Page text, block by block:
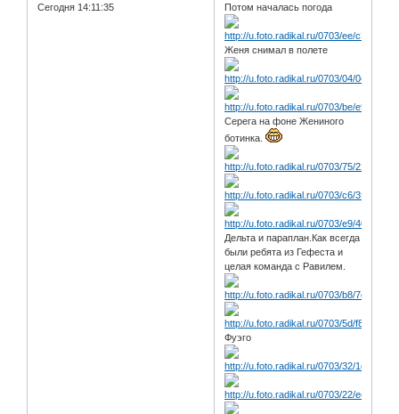
Сегодня 14:11:35
Потом началась погода
Женя снимал в полете
Серега на фоне Жениного
ботинка.
Дельта и параплан.Как всегда
были ребята из Гефеста и
целая команда с Равилем.
Фуэго